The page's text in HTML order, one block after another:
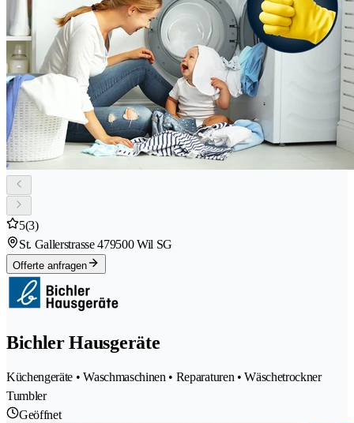
5(3)
St. Gallerstrasse 479500 Wil SG
Offerte anfragen
Bichler Hausgeräte
Küchengeräte • Waschmaschinen • Reparaturen • Wäschetrockner
Tumbler
Geöffnet